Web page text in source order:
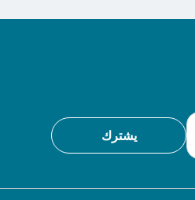
يشترك